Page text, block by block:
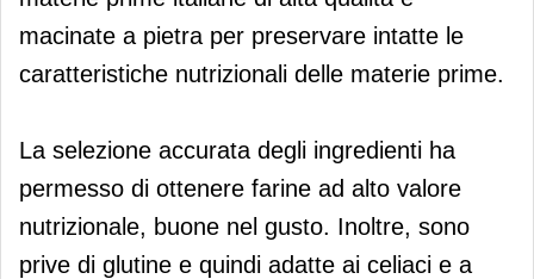
macinate a pietra per preservare intatte le
caratteristiche nutrizionali delle materie prime.
La selezione accurata degli ingredienti ha
permesso di ottenere farine ad alto valore
nutrizionale, buone nel gusto. Inoltre, sono
prive di glutine e quindi adatte ai celiaci e a